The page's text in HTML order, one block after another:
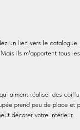
un lien vers le
ils m'apportent tous
aiment réaliser des
prend peu de place et
décorer votre intérieur.